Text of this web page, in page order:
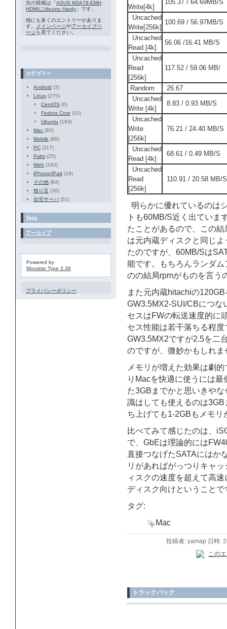
Write[4k]
105.37 / 64.69MB/S
Uncached
Write[256k]
100.69 / 56.97MB/S
Uncached
Read [4k]
56.06 /16.41 MB/S
Uncached
Read
[256k]
117.52 / 59.06 MB/
Random
26.67
Uncached
Write [4k]
8.83 / 0.93 MB/S
Uncached
Write
[256k]
76.21 / 24.40 MB/S
Uncached
Read [4k]
68.61 / 0.49 MB/S
Uncached
Read
[256k]
110.91 / 20.58 MB/S
明らかに優れているのは
トも60MB/S近く出ていま
たことがあるので、この
は元内蔵ディスクと同じ
たのですが、60MB/Sは
能です。もちろんランダ
のの結局rpmがものを言う
また元内蔵hitachiの
GW3.5MX2-SUI/CBにつな
セスはFWの転送速度的に
セス性能は若干落ちる程
GW3.5MX2ですが2.5を二
のですが、微妙かもしれま
メモリが増えた効果は劇
りMacを快適に使うには
た3GBまでかと思いきや
識はしても使えるのは
ち上げても1-2GBもメモ
比べてみて感じたのは、
で、GbEは理論的には
直接つなげたSATAにはか
リがあればがっつりキャ
ィスクの速度を超えて高
ディスク向けということで
タグ:
Mac
投稿者: yamap 日時:
トラックバック
次の投稿は「ASUS M3A78-EMH
HDMIにUbuntu Hardy 」です。
他にも多くのエントリーがありま
す。
メインページやアーカイブペ
ージ も見てください。
カテゴリー
Android (3)
Linux (275)
CentOS (6)
Fedora Core (10)
Ubuntu (193)
Mac (83)
Mobile (89)
PC (117)
Palm (25)
Web (160)
iPhone/iPad (19)
その他 (84)
独り言 (30)
自宅サーバ (51)
Tags
アーカイブ
Powered by
Movable Type 3.36
プライバシーポリシー